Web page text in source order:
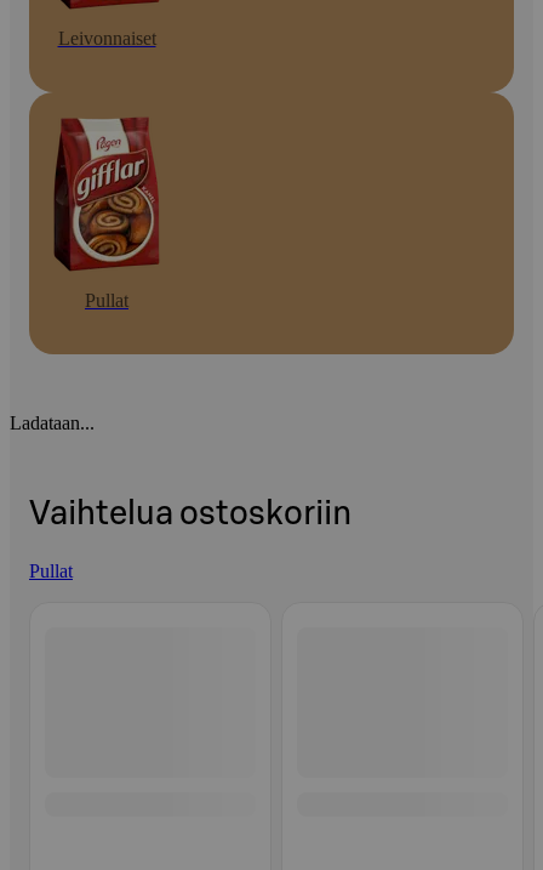
Leivonnaiset
Pullat
Ladataan...
Vaihtelua ostoskoriin
Pullat